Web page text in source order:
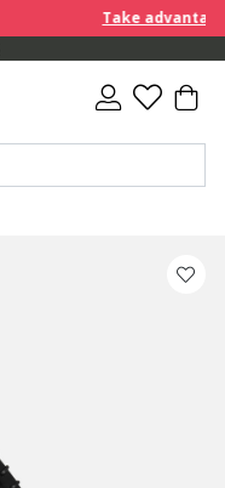
Take